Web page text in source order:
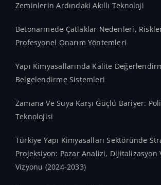
Zeminlerin Ardındaki Akıllı Teknoloji
Betonarmede Çatlaklar Nedenleri,
Profesyonel Onarım Yöntemleri
Yapı Kimyasallarında Kalite
Belgelendirme Sistemleri
Zamana Ve Suya Karşı Güçlü Bariyer:
Teknolojisi
Türkiye Yapı Kimyasalları Sektöründe
Projeksiyon: Pazar Analizi, Dijitalizasyon
Vizyonu (2024-2033)